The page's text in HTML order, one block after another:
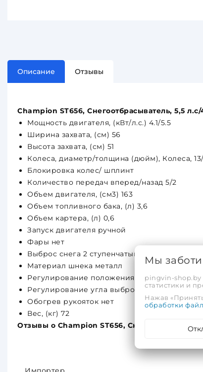
Описание Отзывы
Champion ST656, Снегоотбрасыватель, 5,5
Мощность двигателя, (кВт/л.с.) 4.1/5.5
Ширина захвата, (см) 56
Высота захвата, (см) 51
Колеса, диаметр/толщина (дюйм), Колеса,
Блокировка колес/ шплинт
Количество передач вперед/назад 5/2
Объем двигателя, (см3) 163
Объем топливного бака, (л) 3,6
Объем картера, (л) 0,6
Запуск двигателя ручной
Фары нет
Выброс снега 2 ступенчатый
Материал шнека металл
Регулирование положения желоба выброса
Регулирование угла выброса снега ручная
Обогрев рукояток нет
Вес, (кг) 72
Отзывы о Champion ST656,
Мы
pingvin-shop.by
статистики и
Нажав
обработки